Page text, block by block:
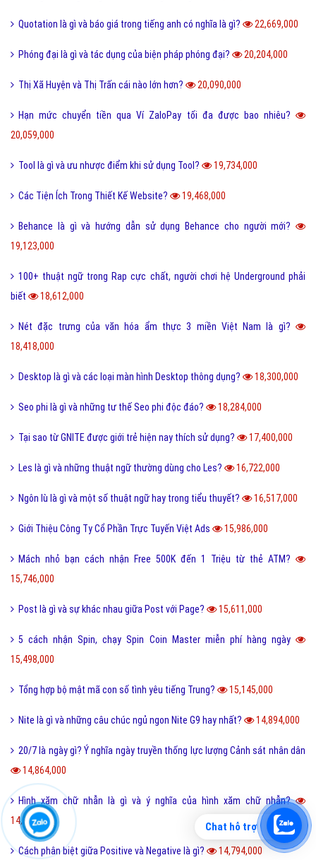
Quotation là gì và báo giá trong tiếng anh có nghĩa là gì? 22,669,000
Phóng đại là gì và tác dụng của biện pháp phóng đại? 20,204,000
Thị Xã Huyện và Thị Trấn cái nào lớn hơn? 20,090,000
Hạn mức chuyển tiền qua Ví ZaloPay tối đa được bao nhiêu?
20,059,000
Tool là gì và ưu nhược điểm khi sử dụng Tool? 19,734,000
Các Tiện Ích Trong Thiết Kế Website? 19,468,000
Behance là gì và hướng dẫn sử dụng Behance cho người mới?
19,123,000
100+ thuật ngữ trong Rap cực chất, người chơi hệ Underground phải
biết
18,612,000
Nét đặc trưng của văn hóa ẩm thực 3 miền Việt Nam là gì?
18,418,000
Desktop là gì và các loại màn hình Desktop thông dụng? 18,300,000
Seo phi là gì và những tư thế Seo phi độc đáo? 18,284,000
Tại sao từ GNITE được giới trẻ hiện nay thích sử dụng? 17,400,000
Les là gì và những thuật ngữ thường dùng cho Les? 16,722,000
Ngôn lù là gì và một số thuật ngữ hay trong tiểu thuyết? 16,517,000
Giới Thiệu Công Ty Cổ Phần Trực Tuyến Việt Ads 15,986,000
Mách nhỏ bạn cách nhận Free 500K đến 1 Triệu từ thẻ ATM?
15,746,000
Post là gì và sự khác nhau giữa Post với Page? 15,611,000
5 cách nhận Spin, chạy Spin Coin Master miễn phí hàng ngày
15,498,000
Tổng hợp bộ mật mã con số tình yêu tiếng Trung? 15,145,000
Nite là gì và những câu chúc ngủ ngon Nite G9 hay nhất? 14,894,000
20/7 là ngày gì? Ý nghĩa ngày truyền thống lực lượng Cảnh sát nhân dân
14,864,000
Hình xăm chữ nhẫn là gì và ý nghĩa của hình xăm chữ nhẫn?
14,816,000
Cách phân biệt giữa Positive và Negative là gì? 14,794,000
Chat hỗ trợ